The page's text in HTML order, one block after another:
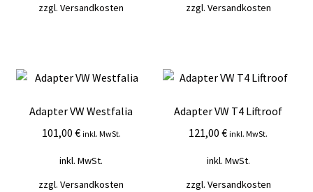
zzgl.Versandkosten
zzgl. Versandkosten
Adapter VW Westfalia
101,00 € inkl. MwSt.
inkl. MwSt.
zzgl.Versandkosten
Adapter VW T4 Liftroof
121,00€ inkl. MwSt.
inkl. MwSt.
zzgl. Versandkosten